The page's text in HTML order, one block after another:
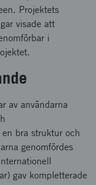
Projektets
visade att
i
av användarna
bra struktur och
genomfördes
gav kompletterade